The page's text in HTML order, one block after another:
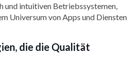
und intuitiven Betriebssystemen,
Universum von Apps und Diensten
die die Qualität